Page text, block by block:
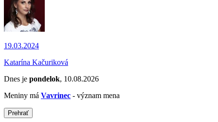
19.03.2024
Katarína Kačuriková
Dnes je pondelok, 10.08.2026
Meniny má Vavrinec - význam mena
Prehrať